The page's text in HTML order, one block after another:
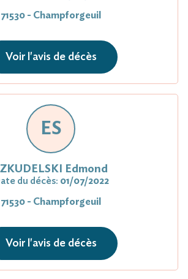
71530 - Champforgeuil
Voir l'avis de décès
ES
Edmond
du décès: 01/07/2022
71530 - Champforgeuil
Voir l'avis de décès